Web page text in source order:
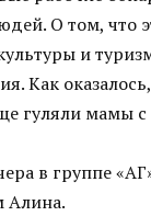
О том, что
и
Как
гуляли мамы
в группе
Алина.